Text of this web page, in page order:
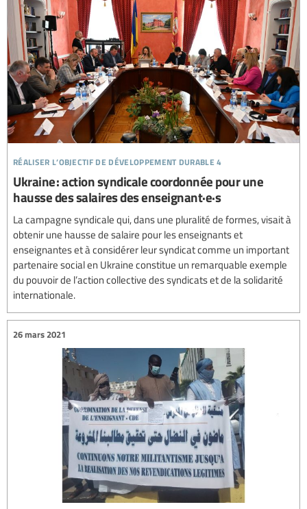
réaliser l’objectif de développement durable 4
Ukraine : action syndicale coordonnée pour une
hausse des salaires des enseignant·e·s
La campagne syndicale qui, dans une pluralité de formes, visait à
obtenir une hausse de salaire pour les enseignants et
enseignantes et à considérer leur syndicat comme un important
partenaire social en Ukraine constitue un remarquable exemple
du pouvoir de l’action collective des syndicats et de la solidarité
internationale.
26 mars 2021